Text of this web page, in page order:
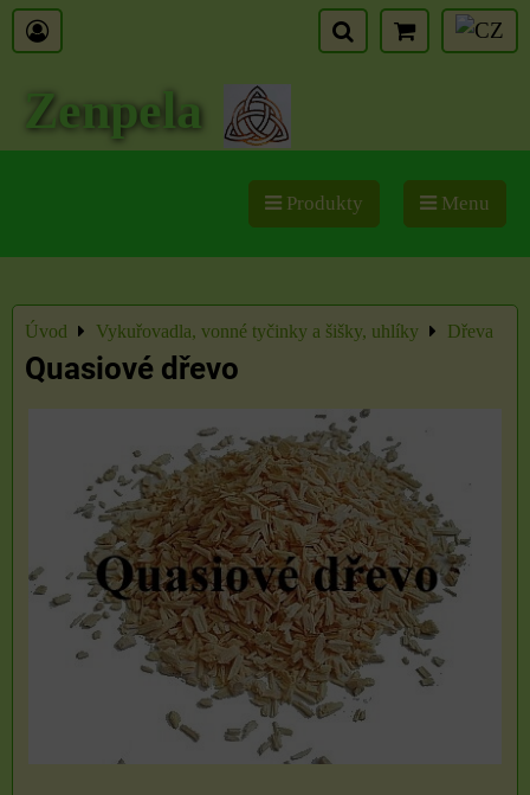
Zenpela
Produkty Menu
Úvod Vykuřovadla, vonné tyčinky a šišky, uhlíky Dřeva
Quasiové dřevo